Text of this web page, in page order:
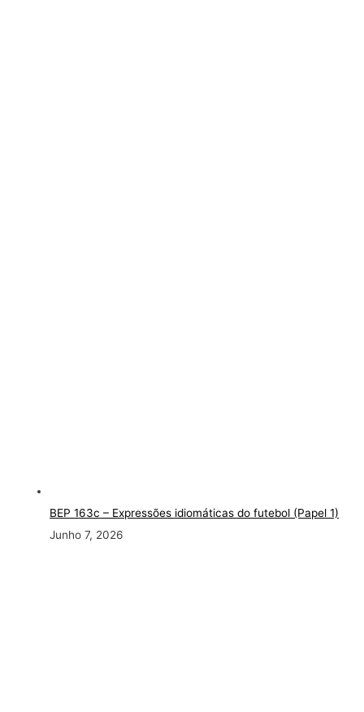
BEP 163c – Expressões idiomáticas do futebol (Papel 1)
Junho 7, 2026